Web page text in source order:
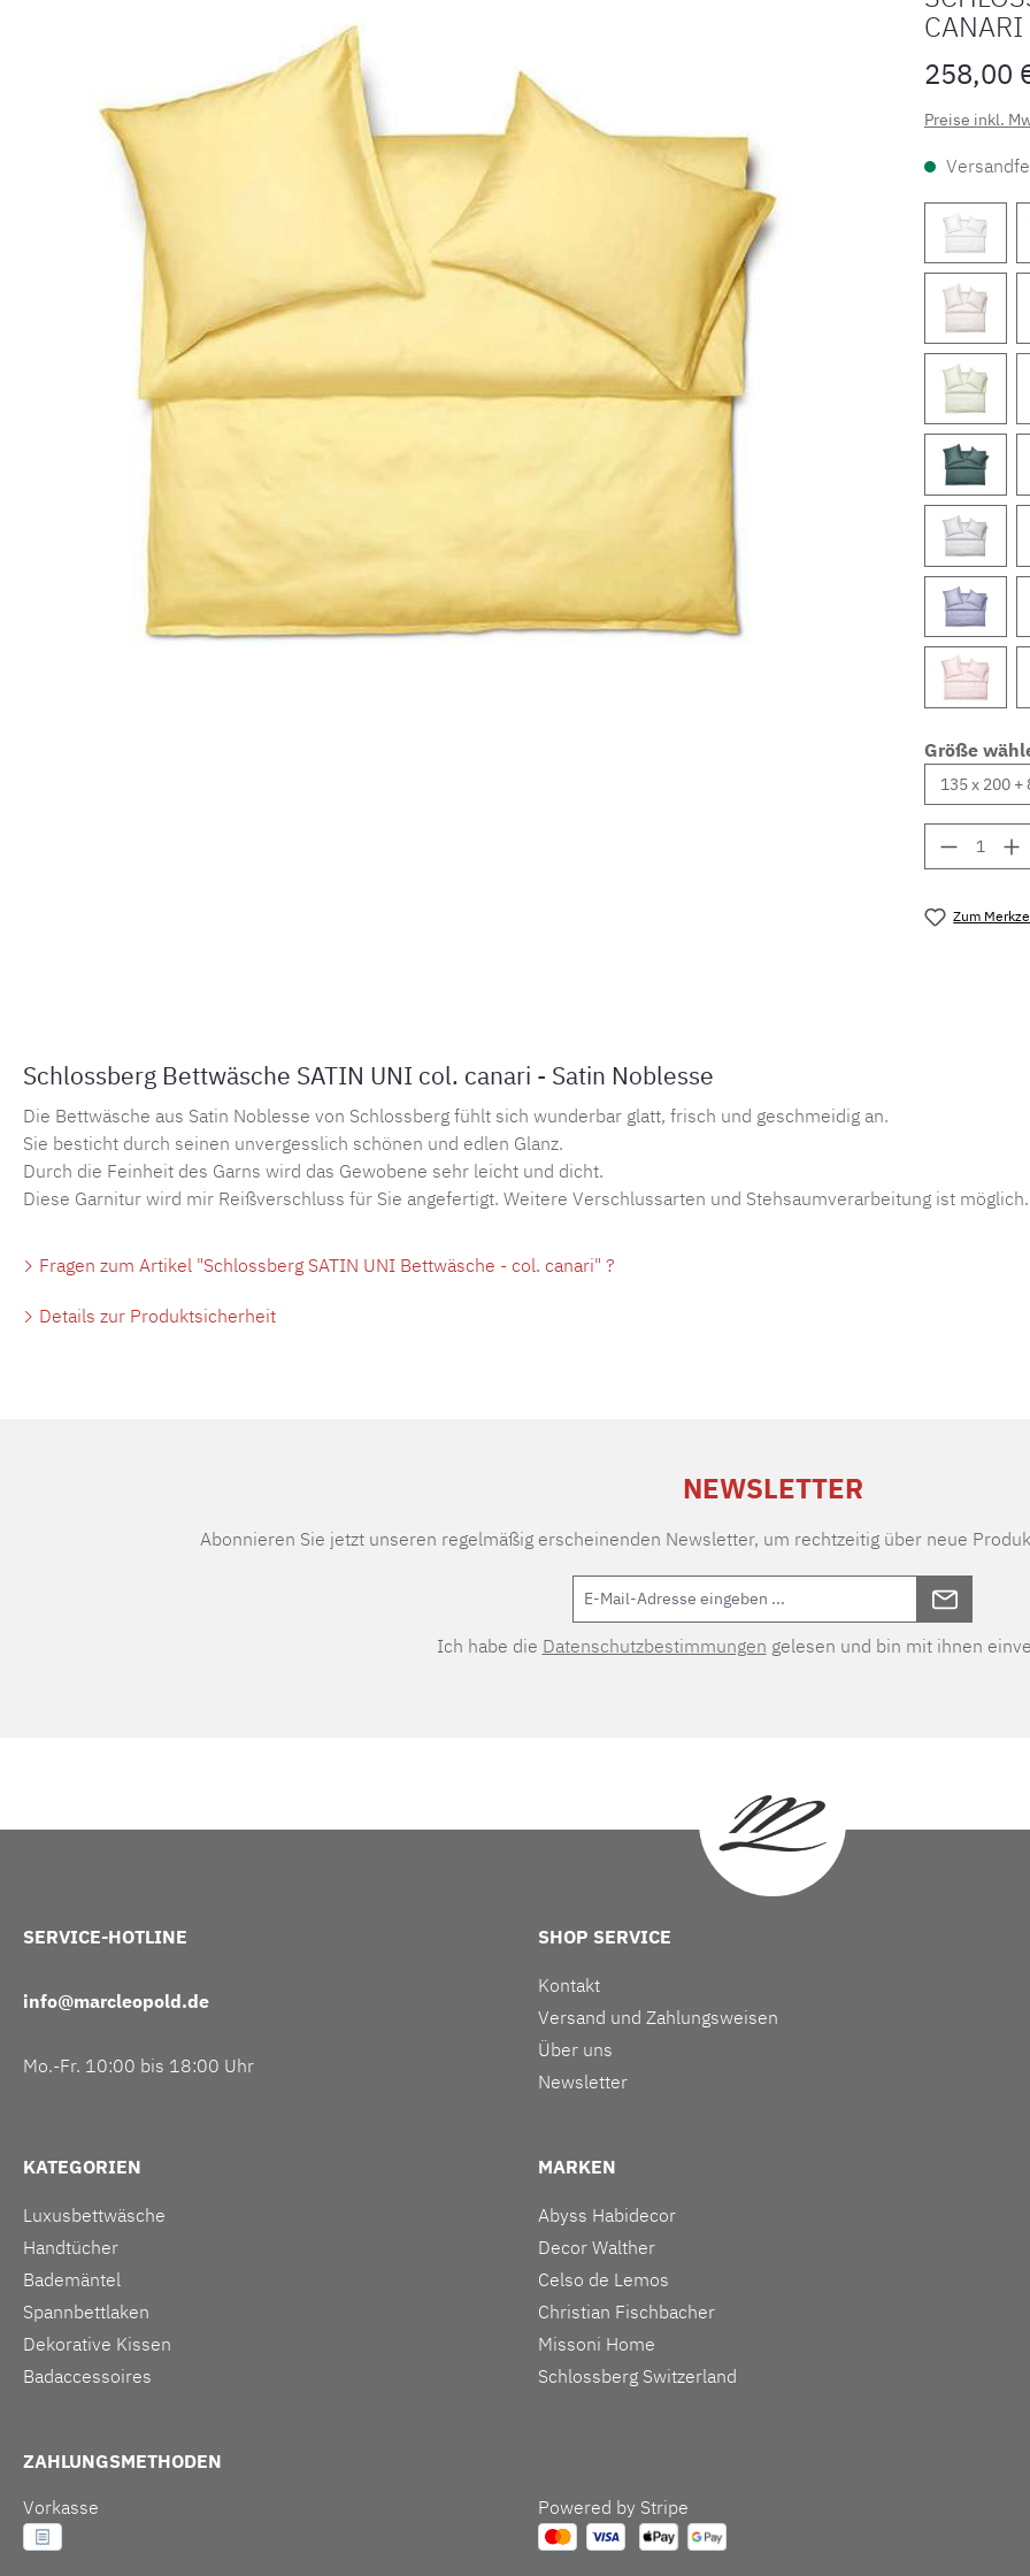
CANARI
258,00
Preise inkl.
Größe
Zum
Schlossberg Bettwäsche SATIN UNI col. canari - Satin Noblesse
Die Bettwäsche aus Satin Noblesse von Schlossberg fühlt sich wunderbar glatt, frisch und geschmeidig an.
Sie besticht durch seinen unvergesslich schönen und edlen Glanz.
Durch die Feinheit des Garns wird das Gewobene sehr leicht und dicht.
Diese Garnitur wird mir Reißverschluss für Sie angefertigt. Weitere Verschlussarten und Stehsaumverarbeitung ist möglich.
Fragen zum Artikel "Schlossberg SATIN UNI Bettwäsche - col. canari" ?
Details zur Produktsicherheit
NEWSLETTER
Abonnieren Sie jetzt unseren regelmäßig erscheinenden Newsletter, um rechtzeitig über neue
Ich habe die Datenschutzbestimmungen gelesen und bin mit ihnen
SERVICE-HOTLINE
info@marcleopold.de
Mo.-Fr. 10:00 bis 18:00 Uhr
SHOP SERVICE
Kontakt
Versand und Zahlungsweisen
Über uns
Newsletter
KATEGORIEN
Luxusbettwäsche
Handtücher
Bademäntel
Spannbettlaken
Dekorative Kissen
Badaccessoires
MARKEN
Abyss Habidecor
Decor Walther
Celso de Lemos
Christian Fischbacher
Missoni Home
Schlossberg Switzerland
ZAHLUNGSMETHODEN
Vorkasse
Powered by Stripe